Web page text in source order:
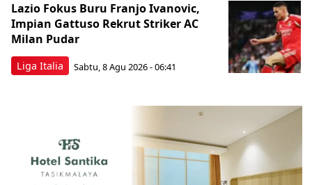
Liga Italia
Lazio Fokus Buru Franjo Ivanovic,
Impian Gattuso Rekrut Striker AC
Milan Pudar
Sabtu, 8 Agu 2026 - 06:41